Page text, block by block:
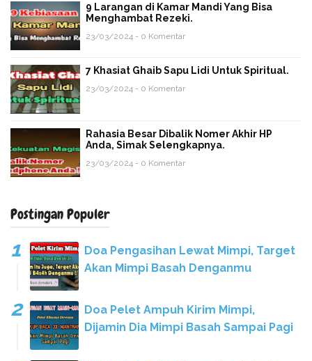
9 Larangan di Kamar Mandi Yang Bisa
Menghambat Rezeki.
23/03/2024 - 0 Komentar
7 Khasiat Ghaib Sapu Lidi Untuk Spiritual.
23/03/2024 - 0 Komentar
Rahasia Besar Dibalik Nomer Akhir HP
Anda, Simak Selengkapnya.
23/03/2024 - 0 Komentar
Postingan Populer
Doa Pengasihan Lewat Mimpi, Target
Akan Mimpi Basah Denganmu
Doa Pelet Ampuh Kirim Mimpi,
Dijamin Dia Mimpi Basah Sampai Pagi